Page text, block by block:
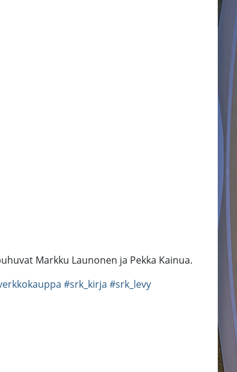
Markku Launonen ja Pekka Kainua.
#srk_kirja #srk_levy